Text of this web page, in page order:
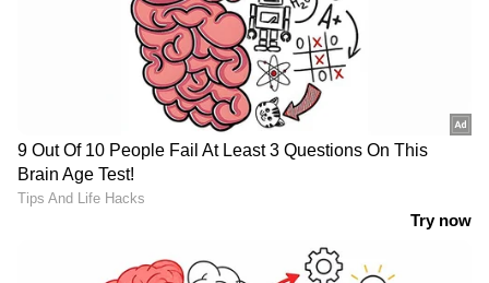
അനുസരിച്ച് ക്രെഡിറ്റ് കാര്‍ഡുകള്‍
ഉപയോഗിക്കുന്നതിലൂടെ ക്രെഡിറ്റ് കാര്‍ഡ്
ഇന്‍ഷുറന്‍സ് കടം തിരിച്ചടയ്ക്കുന്നതിനുള്ള
പരിരക്ഷ നല്‍കും
8. അപകട ഇന്‍ഷുറന്‍സ്
ചില ക്രെഡിറ്റ് കാര്‍ഡുകള്‍ കാര്‍ഡുടമയ്ക്ക്